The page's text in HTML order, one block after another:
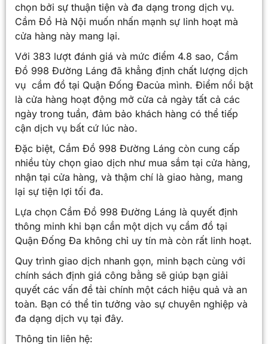
chọn bởi sự thuận tiện và đa dạng trong dịch vụ.
Cầm Đồ Hà Nội muốn nhấn mạnh sự linh hoạt mà
cửa hàng này mang lại.
Với 383 lượt đánh giá và mức điểm 4.8 sao, Cầm
Đồ 998 Đường Láng đã khẳng định chất lượng dịch
vụ cầm đồ tại Quận Đống Đacủa mình. Điểm nổi bật
là cửa hàng hoạt động mở cửa cả ngày tất cả các
ngày trong tuần, đảm bảo khách hàng có thể tiếp
cận dịch vụ bất cứ lúc nào.
Đặc biệt, Cầm Đồ 998 Đường Láng còn cung cấp
nhiều tùy chọn giao dịch như mua sắm tại cửa hàng,
nhận tại cửa hàng, và thậm chí là giao hàng, mang
lại sự tiện lợi tối đa.
Lựa chọn Cầm Đồ 998 Đường Láng là quyết định
thông minh khi bạn cần một dịch vụ cầm đồ tại
Quận Đống Đa không chỉ uy tín mà còn rất linh hoạt.
Quy trình giao dịch nhanh gọn, minh bạch cùng với
chính sách định giá công bằng sẽ giúp bạn giải
quyết các vấn đề tài chính một cách hiệu quả và an
toàn. Bạn có thể tin tưởng vào sự chuyên nghiệp và
đa dạng dịch vụ tại đây.
Thông tin liên hệ: